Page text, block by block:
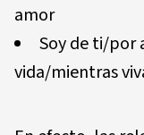
amor
Soy de ti/por
vida/mientras